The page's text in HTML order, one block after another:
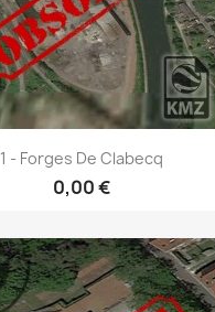
1 - Forges De Clabecq
0,00 €